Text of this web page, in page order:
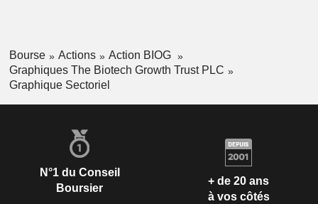
Bourse Actions
Action BIOG
Graphiques The Biotech Growth Trust PLC
Graphique Sectoriel
N°1 du Conseil
Boursier
+ de 20 ans
à vos côtés